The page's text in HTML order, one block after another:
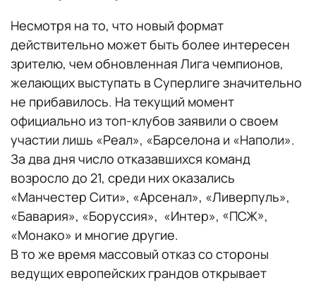
Несмотря на то, что новый формат
действительно может быть более интересен
зрителю, чем обновленная Лига чемпионов,
желающих выступать в Суперлиге значительно
не прибавилось. На текущий момент
официально из топ-клубов заявили о своем
участии лишь «Реал», «Барселона и «Наполи».
За два дня число отказавшихся команд
возросло до 21, среди них оказались
«Манчестер Сити», «Арсенал», «Ливерпуль»,
«Бавария», «Боруссия», «Интер», «ПСЖ»,
«Монако» и многие другие.
В то же время массовый отказ со стороны
ведущих европейских грандов открывает